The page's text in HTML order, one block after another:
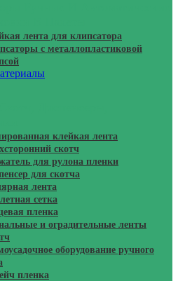
лента для клипсатора
с металлопластиковой
клейкая лента
скотч
для рулона пленки
для скотча
лента
сетка
пленка
и оградительные ленты
оборудование ручного
пленка